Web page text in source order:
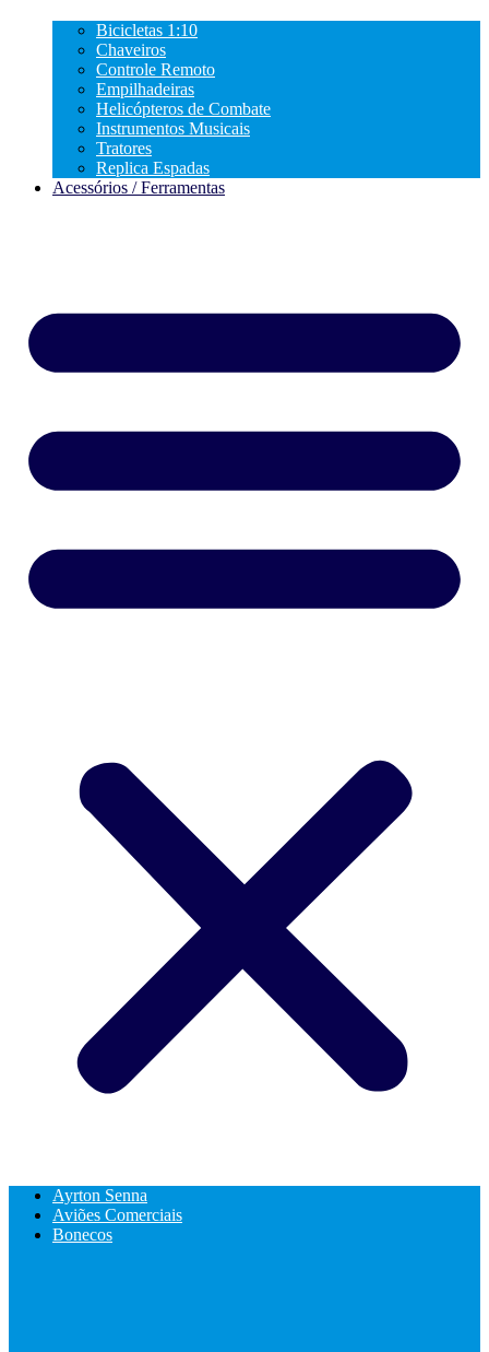
Bicicletas 1:10
Chaveiros
Controle Remoto
Empilhadeiras
Helicópteros de Combate
Instrumentos Musicais
Tratores
Replica Espadas
Acessórios / Ferramentas
Ayrton Senna
Aviões Comerciais
Bonecos